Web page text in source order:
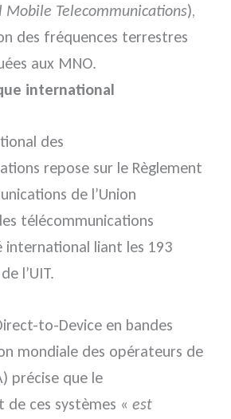
Telecommunications),
des fréquences terrestres
aux MNO.
international
des
repose sur le Règlement
de l’Union
télécommunications
international liant les 193
l’UIT.
to-Device en bandes
mondiale des opérateurs de
précise que le
ces systèmes « est